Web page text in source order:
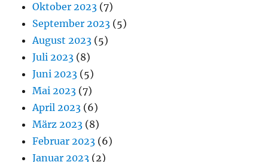
Oktober 2023 (7)
September 2023 (5)
August 2023 (5)
Juli 2023 (8)
Juni 2023 (5)
Mai 2023 (7)
April 2023 (6)
März 2023 (8)
Februar 2023 (6)
Januar 2023 (2)